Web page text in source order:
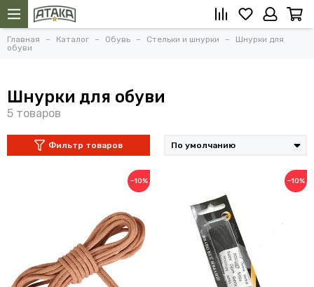
Главная Каталог Обувь Стельки и шнурки
Шнурки для
обуви
Шнурки для обуви
Фильтр товаров
−10% −10%